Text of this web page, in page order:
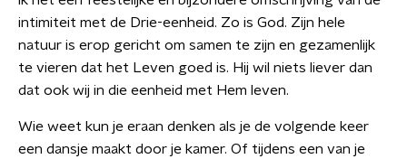
intimiteit met de Drie-eenheid. Zo is God. Zijn hele
natuur is erop gericht om samen te zijn en gezamenlijk
te vieren dat het Leven goed is. Hij wil niets liever dan
dat ook wij in die eenheid met Hem leven.
Wie weet kun je eraan denken als je de volgende keer
een dansje maakt door je kamer. Of tijdens een van je